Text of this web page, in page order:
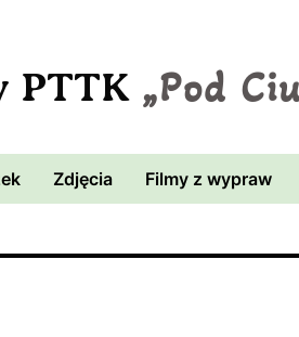
PTTK „Pod
Zdjęcia Filmy z wypraw